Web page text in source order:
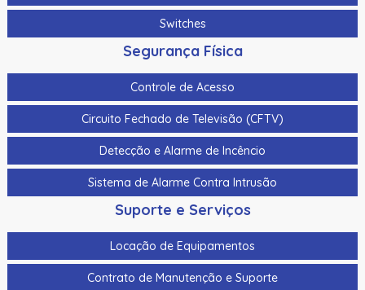
Switches
Segurança Física
Controle de Acesso
Circuito Fechado de Televisão (CFTV)
Detecção e Alarme de Incêncio
Sistema de Alarme Contra Intrusão
Suporte e Serviços
Locação de Equipamentos
Contrato de Manutenção e Suporte